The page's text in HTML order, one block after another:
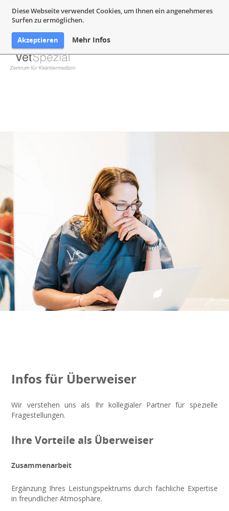
Diese Webseite verwendet Cookies, um Ihnen ein angenehmeres
Surfen zu ermöglichen.
Akzeptieren Mehr Infos
Infos für Überweiser
Wir verstehen uns als Ihr kollegialer Partner für spezielle
Fragestellungen.
Ihre Vorteile als Überweiser
Zusammenarbeit
Ergänzung Ihres Leistungspektrums durch fachliche Expertise
in freundlicher Atmosphäre.